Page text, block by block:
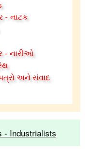
- નાટક
- નારીઓ
અને સંવાદ
- Industrialists